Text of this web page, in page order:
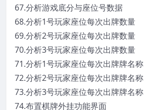
67.分析游戏底分与座位号数据
68.分析1号玩家座位每次出牌数量
69.分析2号玩家座位每次出牌数量
70.分析3号玩家座位每次出牌数量
71.分析1号玩家座位每次出牌牌名称
72.分析2号玩家座位每次出牌牌名称
73.分析3号玩家座位每次出牌牌名称
74.布置棋牌外挂功能界面